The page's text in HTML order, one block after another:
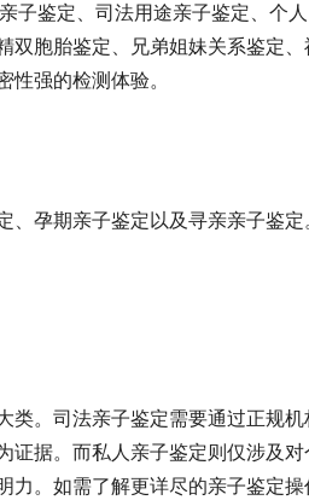
子鉴定、司法用途亲子鉴定、个
双胞胎鉴定、兄弟姐妹关系鉴定、
强的检测体验。
孕期亲子鉴定以及寻亲亲子鉴定
类。司法亲子鉴定需要通过正规
证据。而私人亲子鉴定则仅涉及对
。如需了解更详尽的亲子鉴定操